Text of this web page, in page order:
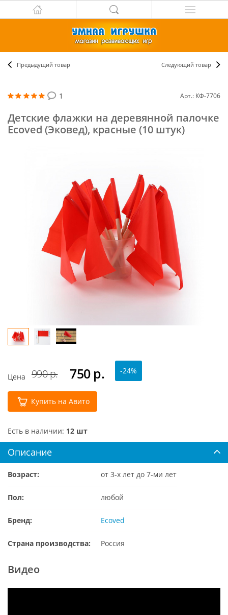
Предыдущий товар Следующий товар
1 Арт.: КФ-7706
Детские флажки на деревянной палочке
Ecoved (Эковед), красные (10 штук)
Цена 990 р. 750 р. -24%
Купить на Авито
Есть в наличии: 12 шт
Описание
Возраст: от 3-х лет до 7-ми лет
Пол: любой
Бренд: Ecoved
Страна производства: Россия
Видео